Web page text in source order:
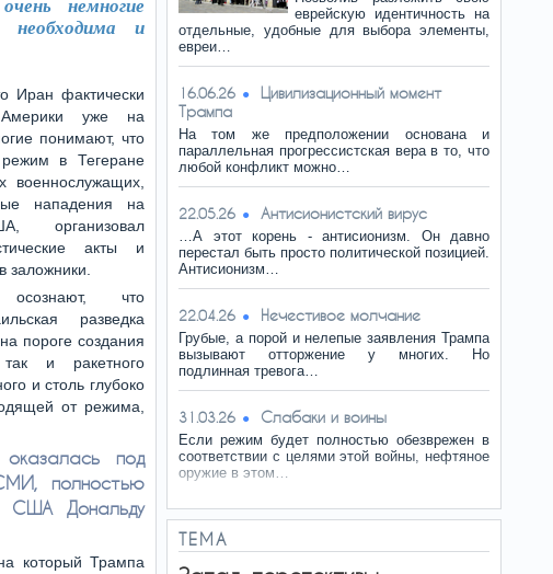
немногие
необходима и
Иран фактически
уже на
понимают, что
в Тегеране
военнослужащих,
нападения на
организовал
акты и
заложники.
что
разведка
пороге создания
и ракетного
и столь глубоко
от режима,
под
полностью
США Дональду
который Трампа
еврейскую идентичность на
отдельные, удобные для выбора элементы,
евреи…
16.06.26
Цивилизационный момент
Трампа
На том же предположении основана и
параллельная прогрессистская вера в то, что
любой конфликт можно…
22.05.26 Антисионистский вирус
…А этот корень - антисионизм. Он давно
перестал быть просто политической позицией.
Антисионизм…
22.04.26 Нечестивое молчание
Грубые, а порой и нелепые заявления Трампа
вызывают отторжение у многих. Но
подлинная тревога…
31.03.26 Слабаки и воины
Если режим будет полностью обезврежен в
соответствии с целями этой войны, нефтяное
оружие в этом…
ТЕМА